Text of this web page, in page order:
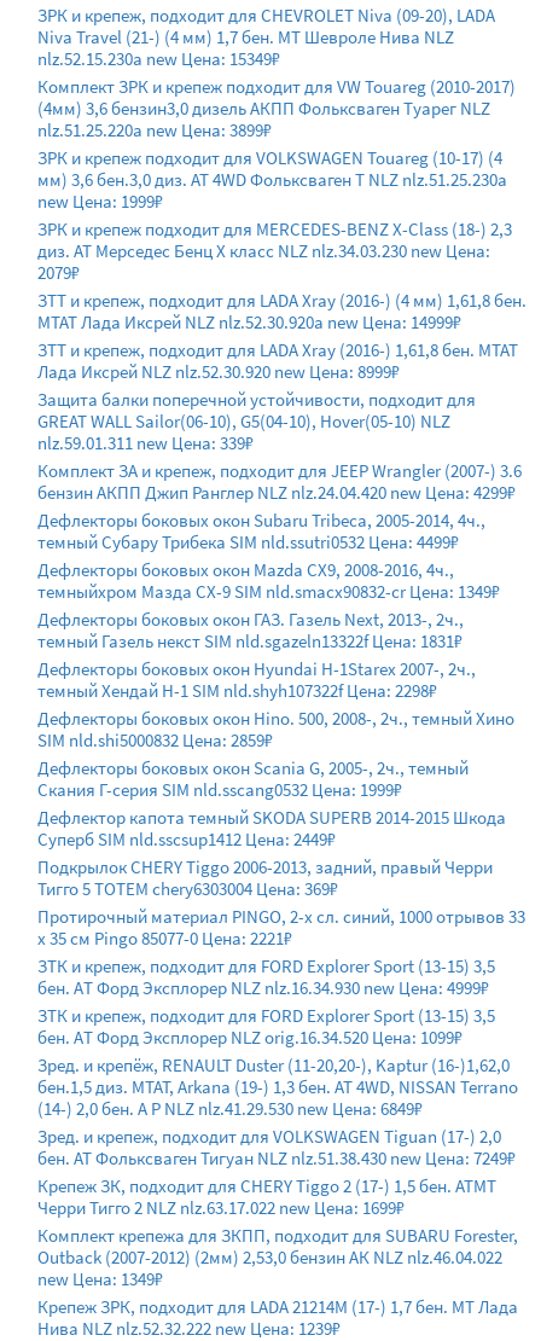
ЗРК и крепеж, подходит для CHEVROLET Niva (09-20), LADA
Niva Travel (21-) (4 мм) 1,7 бен. МТ Шевроле Нива NLZ
nlz.52.15.230a new Цена: 15349₽
Комплект ЗРК и крепеж подходит для VW Touareg (2010-2017)
(4мм) 3,6 бензин3,0 дизель АКПП Фольксваген Туарег NLZ
nlz.51.25.220a new Цена: 3899₽
ЗРК и крепеж подходит для VOLKSWAGEN Touareg (10-17) (4
мм) 3,6 бен.3,0 диз. AT 4WD Фольксваген Т NLZ nlz.51.25.230a
new Цена: 1999₽
ЗРК и крепеж подходит для MERCEDES-BENZ X-Class (18-) 2,3
диз. АТ Мерседес Бенц Х класс NLZ nlz.34.03.230 new Цена:
2079₽
ЗТТ и крепеж, подходит для LADA Xray (2016-) (4 мм) 1,61,8 бен.
МТАТ Лада Иксрей NLZ nlz.52.30.920a new Цена: 14999₽
ЗТТ и крепеж, подходит для LADA Xray (2016-) 1,61,8 бен. МТАТ
Лада Иксрей NLZ nlz.52.30.920 new Цена: 8999₽
Защита балки поперечной устойчивости, подходит для
GREAT WALL Sаilor(06-10), G5(04-10), Hover(05-10) NLZ
nlz.59.01.311 new Цена: 339₽
Комплект ЗA и крепеж, подходит для JEEP Wrangler (2007-) 3.6
бензин АКПП Джип Ранглер NLZ nlz.24.04.420 new Цена: 4299₽
Дефлекторы боковых окон Subaru Tribeca, 2005-2014, 4ч.,
темный Субару Трибека SIM nld.ssutri0532 Цена: 4499₽
Дефлекторы боковых окон Mazda CX9, 2008-2016, 4ч.,
темныйхром Мазда СХ-9 SIM nld.smacx90832-cr Цена: 1349₽
Дефлекторы боковых окон ГАЗ. Газель Next, 2013-, 2ч.,
темный Газель некст SIM nld.sgazeln13322f Цена: 1831₽
Дефлекторы боковых окон Hyundai H-1Starex 2007-, 2ч.,
темный Хендай Н-1 SIM nld.shyh107322f Цена: 2298₽
Дефлекторы боковых окон Hino. 500, 2008-, 2ч., темный Хино
SIM nld.shi5000832 Цена: 2859₽
Дефлекторы боковых окон Scania G, 2005-, 2ч., темный
Скания Г-серия SIM nld.sscang0532 Цена: 1999₽
Дефлектор капота темный SKODA SUPERB 2014-2015 Шкода
Суперб SIM nld.sscsup1412 Цена: 2449₽
Подкрылок CHERY Tiggo 2006-2013, задний, правый Черри
Тигго 5 TOTEM chery6303004 Цена: 369₽
Протирочный материал PINGO, 2-х сл. синий, 1000 отрывов 33
х 35 см Pingo 85077-0 Цена: 2221₽
ЗТК и крепеж, подходит для FORD Explorer Sport (13-15) 3,5
бен. АT Форд Эксплорер NLZ nlz.16.34.930 new Цена: 4999₽
ЗТК и крепеж, подходит для FORD Explorer Sport (13-15) 3,5
бен. АT Форд Эксплорер NLZ orig.16.34.520 Цена: 1099₽
Зред. и крепёж, RENAULT Duster (11-20,20-), Kaptur (16-)1,62,0
бен.1,5 диз. МТАТ, Arkana (19-) 1,3 бен. АТ 4WD, NISSAN Terrano
(14-) 2,0 бен. A Р NLZ nlz.41.29.530 new Цена: 6849₽
Зред. и крепеж, подходит для VOLKSWAGEN Tiguan (17-) 2,0
бен. AT Фольксваген Тигуан NLZ nlz.51.38.430 new Цена: 7249₽
Крепеж ЗК, подходит для CHERY Tiggo 2 (17-) 1,5 бен. АТМТ
Черри Тигго 2 NLZ nlz.63.17.022 new Цена: 1699₽
Комплект крепежа для ЗКПП, подходит для SUBARU Forester,
Outback (2007-2012) (2мм) 2,53,0 бензин АК NLZ nlz.46.04.022
new Цена: 1349₽
Крепеж ЗРК, подходит для LADA 21214М (17-) 1,7 бен. MT Лада
Нива NLZ nlz.52.32.222 new Цена: 1239₽